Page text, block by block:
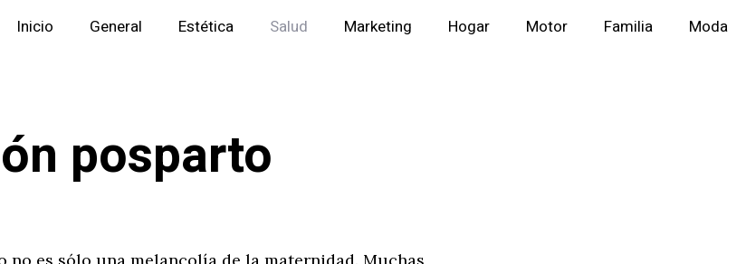
Inicio General Estética Salud Marketing Hogar Motor Familia Moda
posparto
no es sólo una melancolía de la maternidad. Muchas